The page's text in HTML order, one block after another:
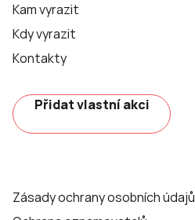
Kam vyrazit
Kdy vyrazit
Kontakty
Přidat vlastní akci
Zásady ochrany osobních údajů